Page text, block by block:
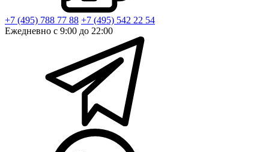
+7 (495) 788 77 88 +7 (495) 542 22 54
Ежедневно с 9:00 до 22:00